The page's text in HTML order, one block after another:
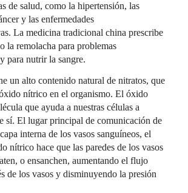
de salud, como la hipertensión, las
y las enfermedades
La medicina tradicional china prescribe
la remolacha para problemas
para nutrir la sangre.
un alto contenido natural de nitratos, que
nítrico en el organismo. El óxido
que ayuda a nuestras células a
sí. El lugar principal de comunicación de
interna de los vasos sanguíneos, el
nítrico hace que las paredes de los vasos
o ensanchen, aumentando el flujo
de los vasos y disminuyendo la presión